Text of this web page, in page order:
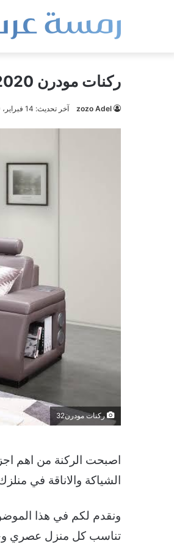
ركنات مودرن 2020 بأحدث التصميمات
zozo Adel آخر تحديث: 14 فبراير، 2020
ركنات مودرن32
اصبحت الركنة من اهم
الشياكة والاناقة في
ونقدم لكم في هذا
تناسب كل منزل عصري